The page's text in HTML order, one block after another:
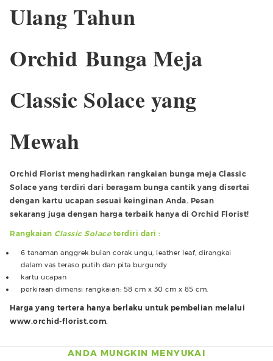
Ulang Tahun
Orchid Bunga Meja
Classic Solace yang
Mewah
Orchid Florist menghadirkan rangkaian bunga meja Classic
Solace yang terdiri dari beragam bunga cantik yang disertai
dengan kartu ucapan sesuai keinginan Anda. Pesan
sekarang juga dengan harga terbaik hanya di Orchid Florist!
Rangkaian Classic Solace terdiri dari :
6 tanaman anggrek bulan corak ungu, leather leaf, dirangkai
dalam vas teraso putih dan pita burgundy
kartu ucapan
perkiraan dimensi rangkaian: 58 cm x 30 cm x 85 cm.
Harga yang tertera hanya berlaku untuk pembelian melalui
www.orchid-florist.com.
ANDA MUNGKIN MENYUKAI